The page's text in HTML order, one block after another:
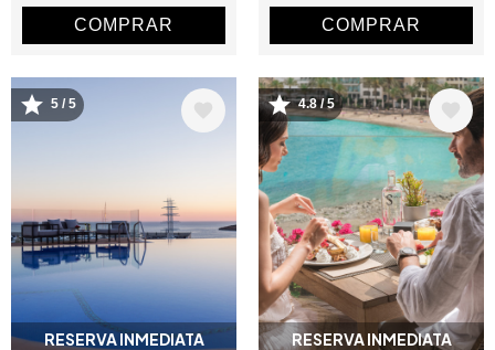
COMPRAR COMPRAR
RESERVA INMEDIATA
Image
5 / 5
RESERVA INMEDIATA
Image
4.8 / 5